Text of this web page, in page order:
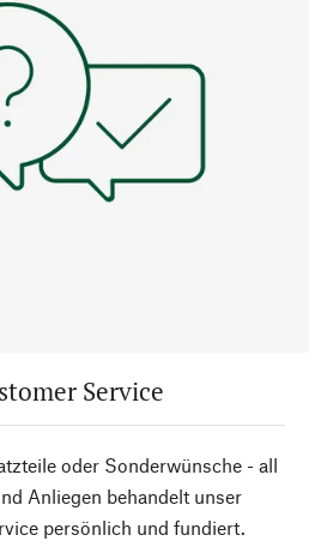
Service
oder Sonderwünsche - all
Anliegen behandelt unser
persönlich und fundiert.